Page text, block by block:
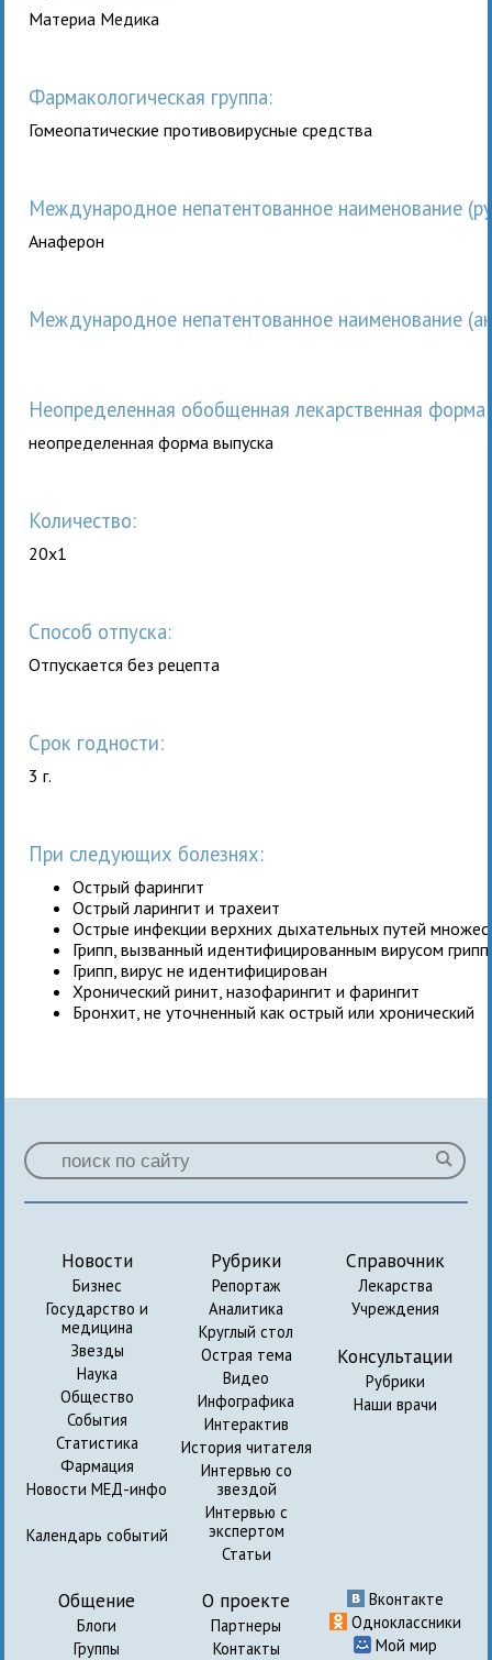
Материа Медика
Фармакологическая группа:
Гомеопатические противовирусные средства
Международное непатентованное наименование
Анаферон
Международное непатентованное наименование
неопределенная обобщенная лекарственная форма
неопределенная форма выпуска
Количество:
20x1
Способ отпуска:
Отпускается без рецепта
Срок годности:
3 г.
При следующих болезнях:
Острый фарингит
Острый ларингит и трахеит
Острые инфекции верхних дыхательных путей
Грипп, вызванный идентифицированным вирусом
Грипп, вирус не идентифицирован
Хронический ринит, назофарингит и фарингит
Бронхит, не уточненный как острый или хронический
Новости
Бизнес
Государство и
медицина
Звезды
Наука
Общество
События
Статистика
Фармация
Новости МЕД-инфо
Календарь событий
Рубрики
Репортаж
Аналитика
Круглый стол
Острая тема
Видео
Инфографика
Интерактив
История читателя
Интервью со
звездой
Интервью с
экспертом
Статьи
Справочник
Лекарства
Учреждения
Консультации
Рубрики
Наши врачи
Общение
Блоги
Группы
О проекте
Партнеры
Контакты
Вконтакте
Одноклассники
Мой мир